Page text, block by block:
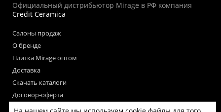
Официальный дистрибьютор Mirage в РФ компания
Credit Ceramica
Салоны продаж
О бренде
Плитка Mirage оптом
Доставка
Скачать каталоги
Договор-оферта
Пользовательское соглашение